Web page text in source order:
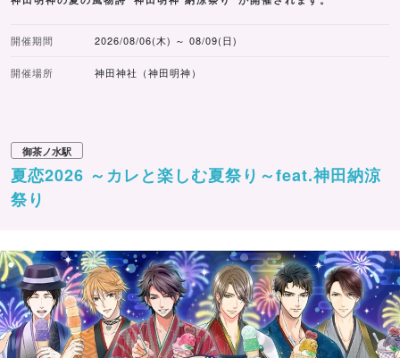
開催期間 2026/08/06(木) ～ 08/09(日)
開催場所 神田神社（神田明神）
御茶ノ水駅
夏恋2026 ～カレと楽しむ夏祭り～feat.神田納涼
祭り